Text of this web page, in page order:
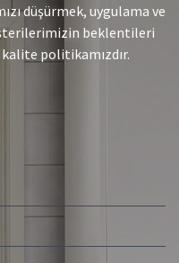
düşürmek, uygulama ve
beklentileri
politikamızdır.